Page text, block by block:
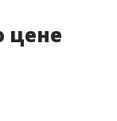
цене